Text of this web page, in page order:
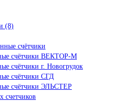
(8)
счётчики
счётчики ВЕКТОР-М
счётчики г. Новогрудок
счётчики СГД
счётчики ЭЛЬСТЕР
счетчиков